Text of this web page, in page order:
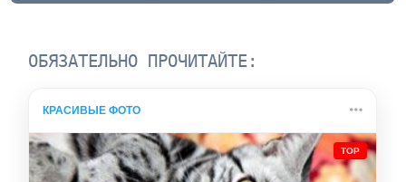
ОБЯЗАТЕЛЬНО ПРОЧИТАЙТЕ:
КРАСИВЫЕ ФОТО
TOP